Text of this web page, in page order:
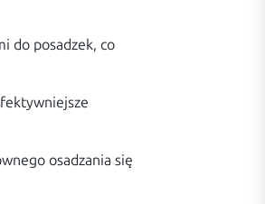
do posadzek, co
osadzania się